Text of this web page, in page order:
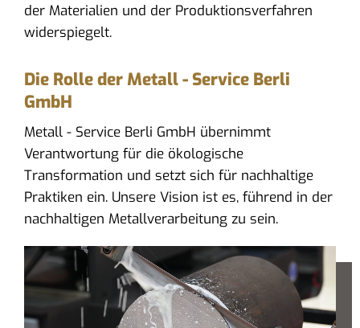
der Materialien und der Produktionsverfahren
widerspiegelt.
Die Rolle der Metall - Service Berli
GmbH
Metall - Service Berli GmbH übernimmt
Verantwortung für die ökologische
Transformation und setzt sich für nachhaltige
Praktiken ein. Unsere Vision ist es, führend in der
nachhaltigen Metallverarbeitung zu sein.